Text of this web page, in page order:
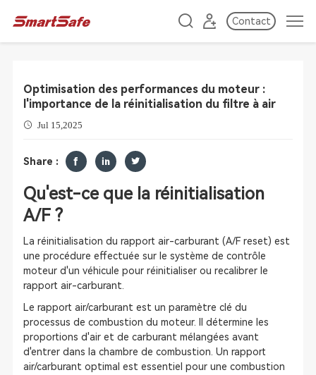
Contact
Optimisation des performances du moteur :
l'importance de la réinitialisation du filtre à air
Jul 15,2025
Share :
Qu'est-ce que la réinitialisation
A/F ?
La réinitialisation du rapport air-carburant (A/F reset) est
une procédure effectuée sur le système de contrôle
moteur d'un véhicule pour réinitialiser ou recalibrer le
rapport air-carburant.
Le rapport air/carburant est un paramètre clé du
processus de combustion du moteur. Il détermine les
proportions d'air et de carburant mélangées avant
d'entrer dans la chambre de combustion. Un rapport
air/carburant optimal est essentiel pour une combustion